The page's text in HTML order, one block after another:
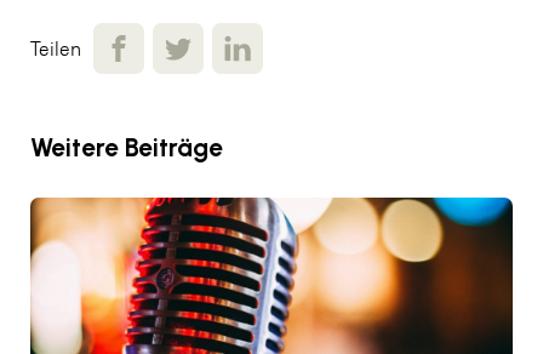
Teilen
Weitere Beiträge